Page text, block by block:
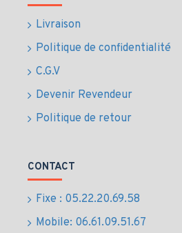
Livraison
Politique de confidentialité
C.G.V
Devenir Revendeur
Politique de retour
CONTACT
Fixe : 05.22.20.69.58
Mobile: 06.61.09.51.67